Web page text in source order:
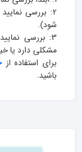
2: بررسی
3: بررسی
برای استفاده از
باشید.